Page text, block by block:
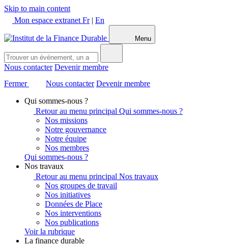
Skip to main content
Mon espace extranet Fr| En
Menu
Nous contacter Devenir membre
Fermer
Nous contacter Devenir membre
Qui sommes-nous ?
Retour au menu principal Qui sommes-nous ?
Nos missions
Notre gouvernance
Notre équipe
Nos membres
Qui sommes-nous ?
Nos travaux
Retour au menu principal Nos travaux
Nos groupes de travail
Nos initiatives
Données de Place
Nos interventions
Nos publications
Voir la rubrique
La finance durable